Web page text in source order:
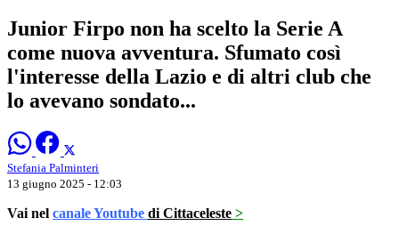
Junior Firpo non ha scelto la Serie A
come nuova avventura. Sfumato così
l'interesse della Lazio e di altri club che
lo avevano sondato...
Stefania Palminteri
13 giugno 2025 - 12:03
Vai nel canale Youtube di Cittaceleste >